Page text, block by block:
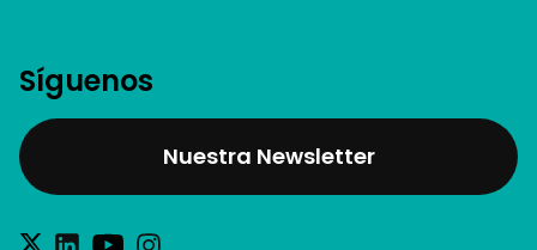
Síguenos
Nuestra Newsletter